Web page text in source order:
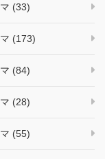
(33)
(173)
(84)
(28)
(55)